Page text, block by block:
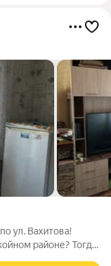
ул. Вахитова!
районе? Тогда